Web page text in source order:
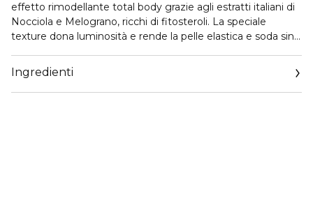
effetto rimodellante total body grazie agli estratti italiani di
Nocciola e Melograno, ricchi di fitosteroli. La speciale
texture dona luminosità e rende la pelle elastica e soda sin
Un prezioso complesso vegetale assicura una costante
azione rassodante riparatrice.Di giorno fortifica la pelle dalle
aggressioni esterne e la rendono più compatta. Di notte
Ingredienti